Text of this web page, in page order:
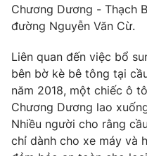
VTV Sức khoẻ
Thị trường 24h
VTV4
VTV9
Chương Dương - Thạch
đường Nguyễn Văn Cừ.
Liên quan đến việc bổ
bên bờ kè bê tông tại
năm 2018, một chiếc ô
Chương Dương lao
Nhiều người cho rằng
chỉ dành cho xe máy và